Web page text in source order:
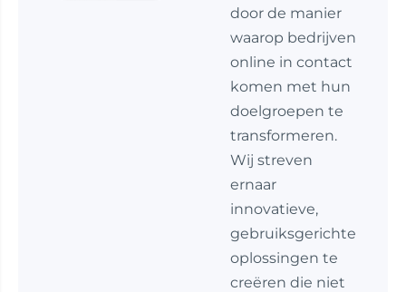
door de manier
waarop bedrijven
online in contact
komen met hun
doelgroepen te
transformeren.
Wij streven
ernaar
innovatieve,
gebruiksgerichte
oplossingen te
creëren die niet